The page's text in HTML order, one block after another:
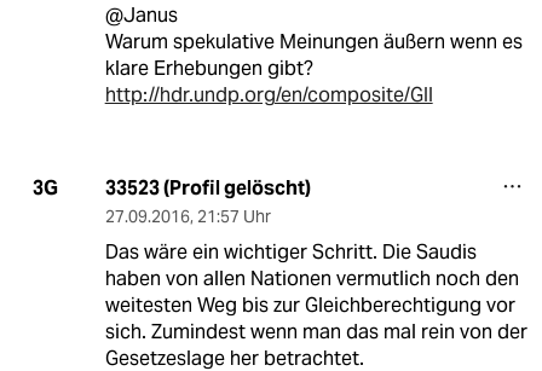
@Janus
Warum spekulative Meinungen äußern wenn es
klare Erhebungen gibt?
http://hdr.undp.org/en/composite/GII
3G 33523 (Profil gelöscht)
27.09.2016, 21:57 Uhr
Das wäre ein wichtiger Schritt. Die Saudis
haben von allen Nationen vermutlich noch den
weitesten Weg bis zur Gleichberechtigung vor
sich. Zumindest wenn man das mal rein von der
Gesetzeslage her betrachtet.